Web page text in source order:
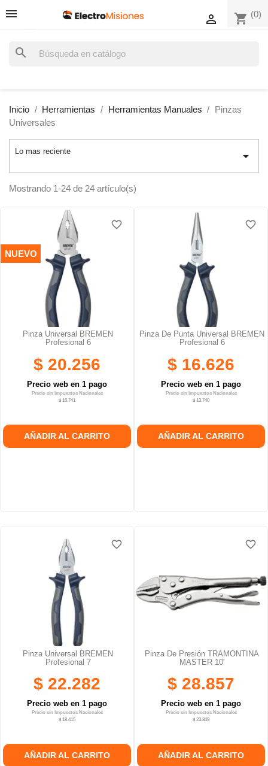
shopping_cart (0)

search
Inicio Herramientas Herramientas Manuales
Pinzas
Universales
Lo mas reciente 
Mostrando 1-24 de 24 artículo(s)
Pinza Universal BREMEN
Profesional 6
$ 20.256
Precio web en 1 pago
Precio sin Impuestos Nacionales
$ 16.741
AÑADIR AL CARRITO
NUEVO
favorite_border
favorite_border
Pinza De Punta Universal BREMEN
Profesional 6
$ 16.626
Precio web en 1 pago
Precio sin Impuestos Nacionales
$ 13.740
AÑADIR AL CARRITO
favorite_border
favorite_border
Pinza Universal BREMEN
Profesional 7
$ 22.282
Precio web en 1 pago
Precio sin Impuestos Nacionales
$ 18.415
AÑADIR AL CARRITO
favorite_border
favorite_border
Pinza De Presión TRAMONTINA
MASTER 10'
$ 28.857
Precio web en 1 pago
Precio sin Impuestos Nacionales
$ 23.849
AÑADIR AL CARRITO
favorite_border
favorite_border